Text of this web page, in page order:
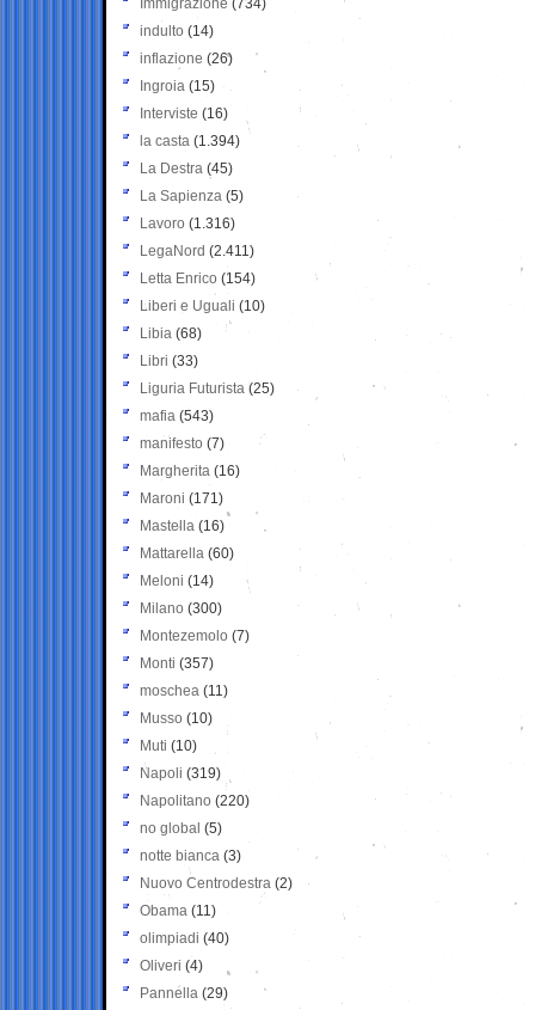
Immigrazione (734)
indulto (14)
inflazione (26)
Ingroia (15)
Interviste (16)
la casta (1.394)
La Destra (45)
La Sapienza (5)
Lavoro (1.316)
LegaNord (2.411)
Letta Enrico (154)
Liberi e Uguali (10)
Libia (68)
Libri (33)
Liguria Futurista (25)
mafia (543)
manifesto (7)
Margherita (16)
Maroni (171)
Mastella (16)
Mattarella (60)
Meloni (14)
Milano (300)
Montezemolo (7)
Monti (357)
moschea (11)
Musso (10)
Muti (10)
Napoli (319)
Napolitano (220)
no global (5)
notte bianca (3)
Nuovo Centrodestra (2)
Obama (11)
olimpiadi (40)
Oliveri (4)
Pannella (29)